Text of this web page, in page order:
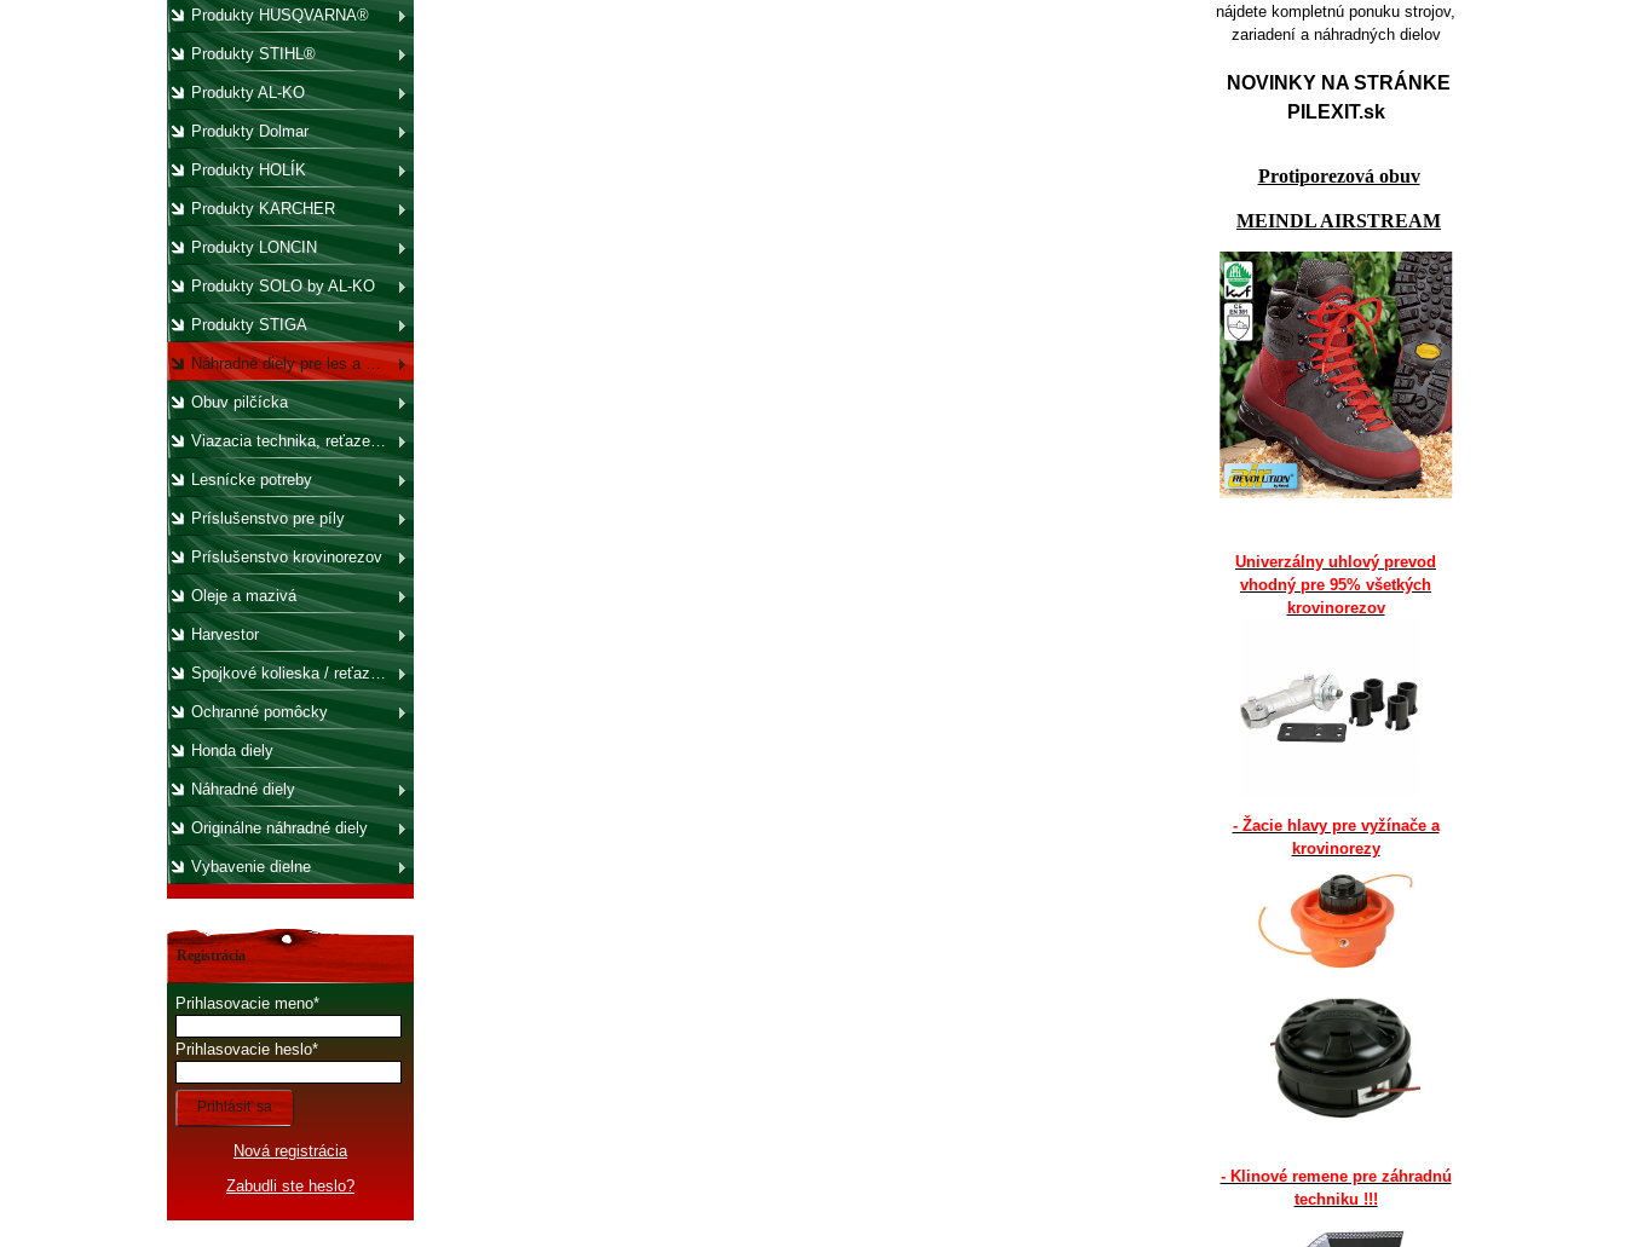
Produkty HUSQVARNA®
Produkty STIHL®
Produkty AL-KO
Produkty Dolmar
Produkty HOLÍK
Produkty KARCHER
Produkty LONCIN
Produkty SOLO by AL-KO
Produkty STIGA
Náhradné diely pre les a záhradu
Obuv pilčícka
Viazacia technika, reťaze, laná, háky, kladky
Lesnícke potreby
Príslušenstvo pre píly
Príslušenstvo krovinorezov
Oleje a mazivá
Harvestor
Spojkové kolieska / reťazovky
Ochranné pomôcky
Honda diely
Náhradné diely
Originálne náhradné diely
Vybavenie dielne
Registrácia
Prihlasovacie meno
Prihlasovacie heslo
Prihlásiť sa
Nová registrácia
Zabudli ste heslo?
nájdete kompletnú ponuku strojov,
zariadení a náhradných dielov
NOVINKY NA STRÁNKE
PILEXIT.sk
Protiporezová obuv
MEINDL AIRSTREAM
Univerzálny uhlový prevod
vhodný pre 95% všetkých
krovinorezov
- Žacie hlavy pre vyžínače a
krovinorezy
- Klinové remene pre záhradnú
techniku !!!